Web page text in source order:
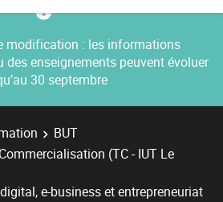
modification : les informations
des enseignements peuvent évoluer
30 septembre
BUT
(TC - IUT Le
e-business et entrepreneuriat